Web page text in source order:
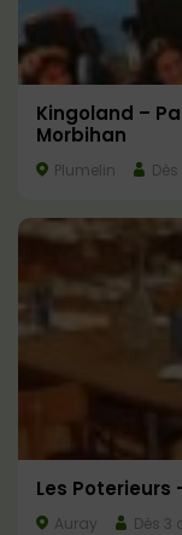
Kingoland –
Morbihan
Plumelin
Les
Auray Dès 3